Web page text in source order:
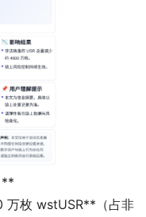
**
万枚 wstUSR**（占非